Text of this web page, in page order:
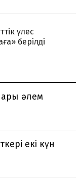
үлес
берілді
әлем
екі күн